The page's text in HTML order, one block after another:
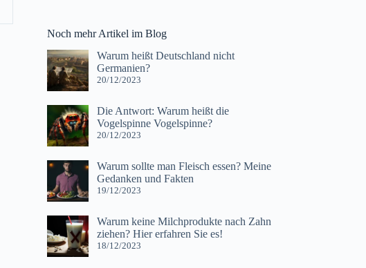
Noch mehr Artikel im Blog
Warum heißt Deutschland nicht
Germanien?
20/12/2023
Die Antwort: Warum heißt die
Vogelspinne Vogelspinne?
20/12/2023
Warum sollte man Fleisch essen? Meine
Gedanken und Fakten
19/12/2023
Warum keine Milchprodukte nach Zahn
ziehen? Hier erfahren Sie es!
18/12/2023